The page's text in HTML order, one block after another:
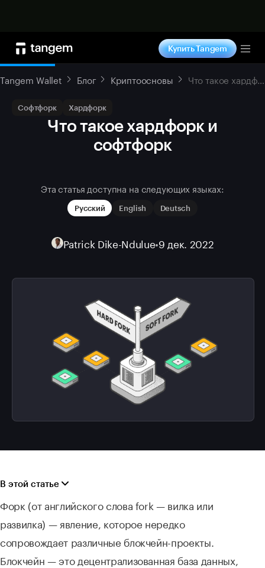
Купить Tangem
Tangem Wallet Блог Криптоосновы Что такое хардфорк и софтфорк
Софтфорк Хардфорк
Что такое хардфорк и
софтфорк
Эта статья доступна на следующих языках:
Русский English Deutsch
Patrick Dike-Ndulue•9 дек. 2022
В этой статье
Форк (от английского слова fork — вилка или
развилка) — явление, которое нередко
сопровождает различные блокчейн-проекты.
Блокчейн — это децентрализованная база данных,